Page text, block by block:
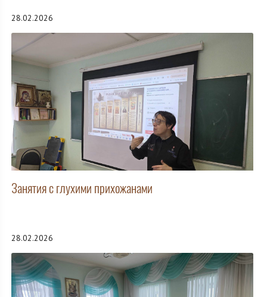
28.02.2026
Занятия с глухими прихожанами
28.02.2026